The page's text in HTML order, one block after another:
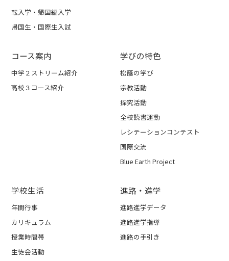
転入学・帰国編入学
帰国生・国際生入試
コース案内
中学２ストリーム紹介
高校３コース紹介
学びの特色
松蔭の学び
宗教活動
探究活動
全校読書運動
レシテーションコンテスト
国際交流
Blue Earth Project
学校生活
年間行事
カリキュラム
授業時間帯
生徒会活動
進路・進学
進路進学データ
進路進学指導
進路の手引き